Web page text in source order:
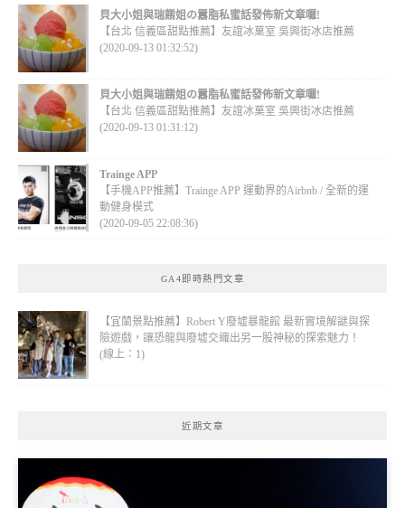
貝大小姐與瑞餚姐の囂脂私蜜話發佈新文章囉!
【台北 信義區甜點推薦】友誼冰菓室 吳興街冰店推薦
(2020-09-13 01:32:52)
貝大小姐與瑞餚姐の囂脂私蜜話發佈新文章囉!
【台北 信義區甜點推薦】友誼冰菓室 吳興街冰店推薦
(2020-09-13 01:31:12)
Trainge APP
【手機APP推薦】Trainge APP 運動界的Airbnb / 全新的運
動健身模式
(2020-09-05 22:08:36)
GA4即時熱門文章
【宜蘭景點推薦】Robert Y廢墟暴龍館 最新實境解謎與探
險遊戲，讓恐龍與廢墟交織出另一股神秘的探索魅力！
(線上：1)
近期文章